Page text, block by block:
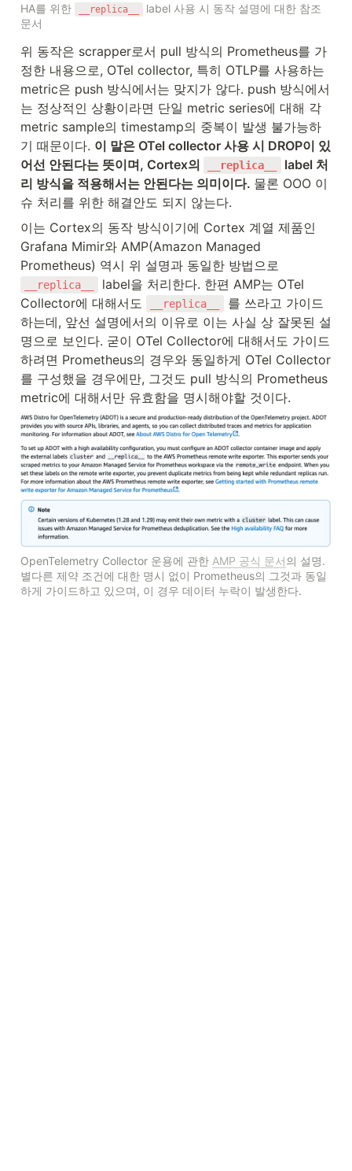
and it doesn’t make sense to
ingest the same data twice. So in
dedupe the data we receive from
HA Pairs of Prometheus. We do
this via the following: Assume
that there are two teams, each
running their own Prometheus,
monitoring different services.
HA를 위한 __replica__
label 사용 시 동작 설명에 대한 참조
문서
위 동작은 scrapper로서 pull 방식의 Prometheus를 가
정한 내용으로, OTel collector, 특히 OTLP를 사용하는
metric은 push 방식에서는 맞지가 않다. push 방식에서
는 정상적인 상황이라면 단일 metric series에 대해 각
metric sample의 timestamp의 중복이 발생 불가능하
기 때문이다. 이 말은 OTel collector 사용 시 DROP이 있
어선 안된다는 뜻이며, Cortex의
__replica__
label 처
리 방식을 적용해서는 안된다는 의미이다. 물론 OOO 이
슈 처리를 위한 해결안도 되지 않는다.
이는 Cortex의 동작 방식이기에 Cortex 계열 제품인
Grafana Mimir와 AMP(Amazon Managed
__replica__
label을 처리한다. 한편 AMP는 OTel
Collector에 대해서도
__replica__
를 쓰라고 가이드
하는데, 앞선 설명에서의 이유로 이는 사실 상 잘못된 설
명으로 보인다. 굳이 OTel Collector에 대해서도 가이드
하려면 Prometheus의 경우와 동일하게 OTel Collector
를 구성했을 경우에만, 그것도 pull 방식의 Prometheus
metric에 대해서만 유효함을 명시해야할 것이다.
OpenTelemetry Collector 운용에 관한 AMP 공식 문서의 설명.
별다른 제약 조건에 대한 명시 없이 Prometheus의 그것과 동일
하게 가이드하고 있으며, 이 경우 데이터 누락이 발생한다.